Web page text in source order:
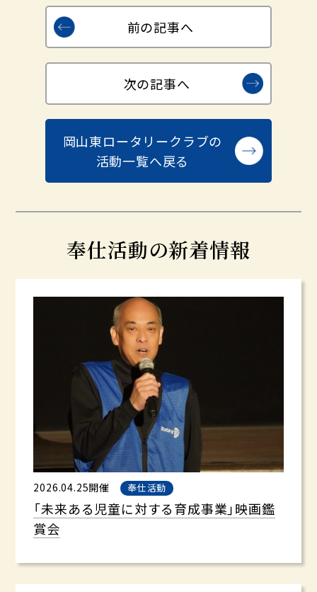
前の記事へ
岡山東ロータリークラブの
活動一覧へ戻る
次の記事へ
奉仕活動の新着情報
2026.04.25開催 奉仕活動
「未来ある児童に対する育成事業」映画鑑
賞会